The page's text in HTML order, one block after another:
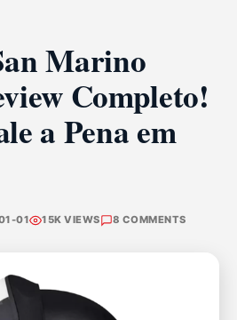
Marino
Completo!
a Pena em
01 15K VIEWS 8 COMMENTS